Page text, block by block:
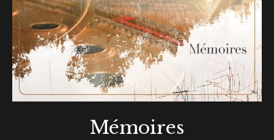
Mémoires